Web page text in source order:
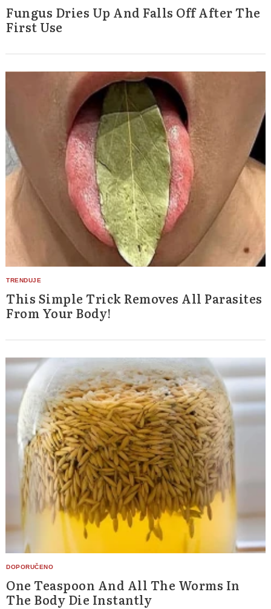
Fungus Dries Up And Falls Off After The
First Use
This Simple Trick Removes All Parasites
From Your Body!
One Teaspoon And All The Worms In
The Body Die Instantly